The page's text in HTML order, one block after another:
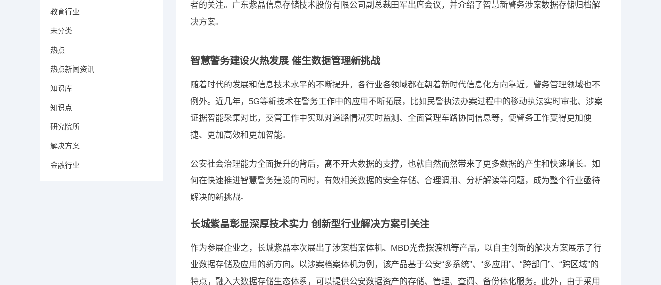
者的关注。广东紫晶信息存储技术股份有限公司副总裁田军出席会议，并介绍了智慧新警务涉案数据存储归档解
决方案。
智慧警务建设火热发展 催生数据管理新挑战
随着时代的发展和信息技术水平的不断提升，各行业各领域都在朝着新时代信息化方向靠近，警务管理领域也不
例外。近几年，5G等新技术在警务工作中的应用不断拓展，比如民警执法办案过程中的移动执法实时审批、涉案
证据智能采集对比，交管工作中实现对道路情况实时监测、全面管理车路协同信息等，使警务工作变得更加便
捷、更加高效和更加智能。
公安社会治理能力全面提升的背后，离不开大数据的支撑，也就自然而然带来了更多数据的产生和快速增长。如
何在快速推进智慧警务建设的同时，有效相关数据的安全存储、合理调用、分析解读等问题，成为整个行业亟待
解决的新挑战。
长城紫晶彰显深厚技术实力 创新型行业解决方案引关注
作为参展企业之，长城紫晶本次展出了涉案档案体机、MBD光盘摆渡机等产品，以自主创新的解决方案展示了行
业数据存储及应用的新方向。以涉案档案体机为例，该产品基于公安“多系统”、“多应用”、“跨部门”、“跨区域”的
特点，融入大数据存储生态体系，可以提供公安数据资产的存储、管理、查阅、备份体化服务。此外，由于采用
教育行业
未分类
热点
热点新闻资讯
知识库
知识点
研究院所
解决方案
金融行业